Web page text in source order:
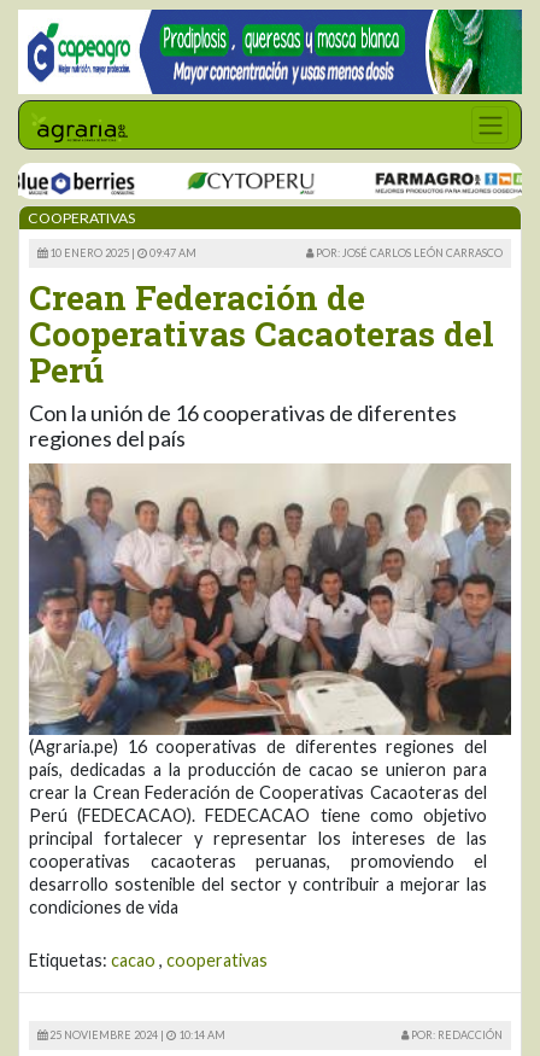
COOPERATIVAS
10 ENERO 2025 | 09:47 AM POR: JOSÉ CARLOS LEÓN CARRASCO
Crean Federación de
Cooperativas Cacaoteras del
Perú
Con la unión de 16 cooperativas de diferentes
regiones del país
(Agraria.pe) 16 cooperativas de diferentes regiones del
país, dedicadas a la producción de cacao se unieron para
crear la Crean Federación de Cooperativas Cacaoteras del
Perú (FEDECACAO). FEDECACAO tiene como objetivo
principal fortalecer y representar los intereses de las
cooperativas cacaoteras peruanas, promoviendo el
desarrollo sostenible del sector y contribuir a mejorar las
condiciones de vida
Etiquetas: cacao , cooperativas
25 NOVIEMBRE 2024 | 10:14 AM POR: REDACCIÓN